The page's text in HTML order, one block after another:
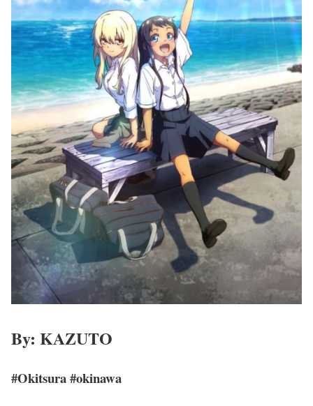
By: KAZUTO
#Okitsura #okinawa